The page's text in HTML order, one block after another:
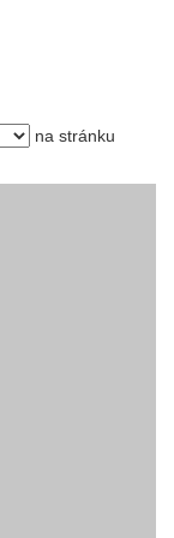
na stránku